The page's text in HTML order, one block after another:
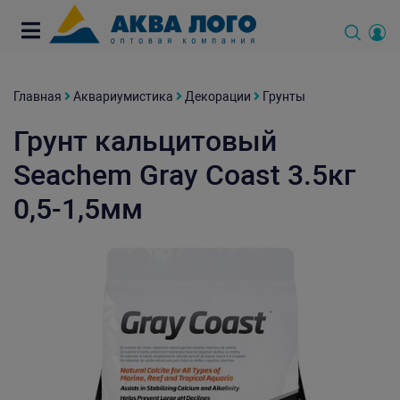
Главная Аквариумистика Декорации Грунты
Грунт кальцитовый
Seachem Gray Coast 3.5кг
0,5-1,5мм